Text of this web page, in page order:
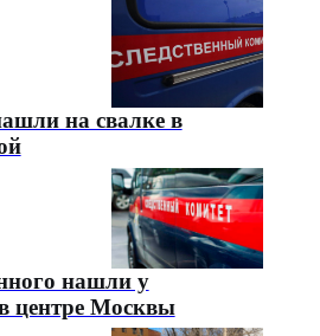
на свалке в
нашли у
центре Москвы